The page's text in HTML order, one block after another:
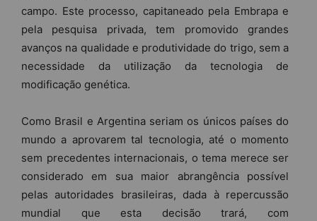
campo. Este processo, capitaneado pela Embrapa e
pela pesquisa privada, tem promovido grandes
avanços na qualidade e produtividade do trigo, sem a
necessidade da utilização da tecnologia de
modificação genética.
Como Brasil e Argentina seriam os únicos países do
mundo a aprovarem tal tecnologia, até o momento
sem precedentes internacionais, o tema merece ser
considerado em sua maior abrangência possível
pelas autoridades brasileiras, dada à repercussão
mundial que esta decisão trará, com